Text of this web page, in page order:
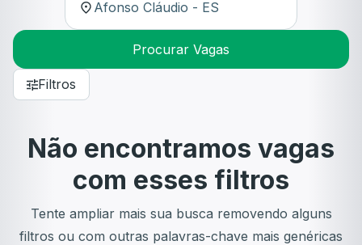
Procurar Vagas
Filtros
Não encontramos vagas
com esses filtros
Tente ampliar mais sua busca removendo alguns
filtros ou com outras palavras-chave mais genéricas